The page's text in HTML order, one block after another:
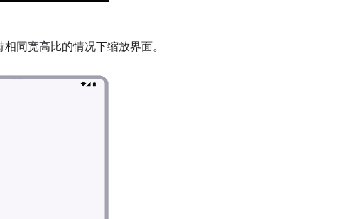
相同宽高比的情况下缩放界面。